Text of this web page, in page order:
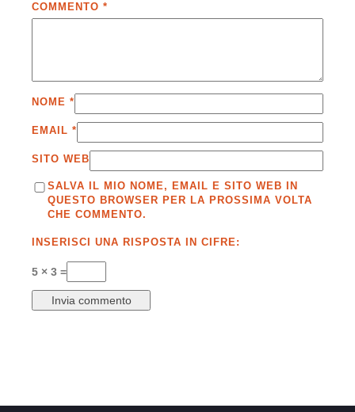
COMMENTO *
NOME *
EMAIL *
SITO WEB
SALVA IL MIO NOME, EMAIL E SITO WEB IN
QUESTO BROWSER PER LA PROSSIMA VOLTA
CHE COMMENTO.
INSERISCI UNA RISPOSTA IN CIFRE:
5 × 3 =